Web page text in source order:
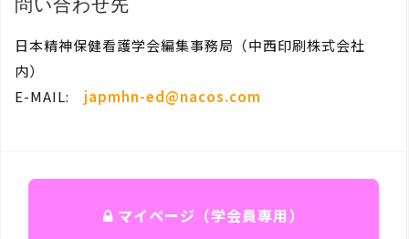
問い合わせ先
日本精神保健看護学会編集事務局（中西印刷株式会社
内）
E-MAIL: japmhn-ed@nacos.com
マイページ（学会員専用）